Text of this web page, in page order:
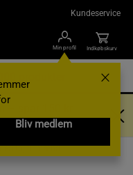
Kundeservice
Min profil
Bliv medlem
Indkøbskurv
– spar 150 kr
799 kr!
tøj til mænd